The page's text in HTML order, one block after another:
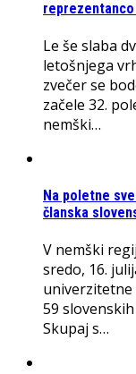
reprezentanco
Le še slaba
letošnjega
zvečer se
začele 32.
nemški…
Na poletne
članska
V nemški
sredo, 16.
univerzitetne
59
Skupaj s…